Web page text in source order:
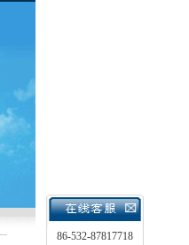
86-532-87817718